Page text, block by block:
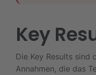
Key
Die Key Results sind
Annahmen, die das